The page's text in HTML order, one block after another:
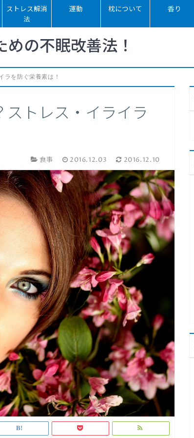
ストレス解消
法
運動 枕について 香り
の不眠改善法！
ラを防ぐ栄養素は！
トレス・イライラ
食事 2016.12.03 2016.12.10